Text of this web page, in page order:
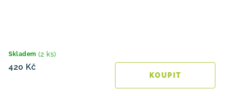
Skladem (2 ks)
420 Kč